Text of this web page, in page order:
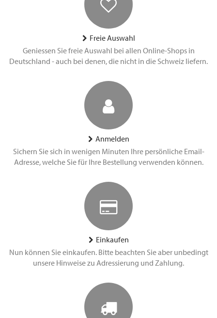
Freie Auswahl
Geniessen Sie freie Auswahl bei allen Online-Shops in
Deutschland - auch bei denen, die nicht in die Schweiz liefern.
Anmelden
Sichern Sie sich in wenigen Minuten Ihre persönliche Email-
Adresse, welche Sie für Ihre Bestellung verwenden können.
Einkaufen
Nun können Sie einkaufen. Bitte beachten Sie aber unbedingt
unsere Hinweise zu Adressierung und Zahlung.